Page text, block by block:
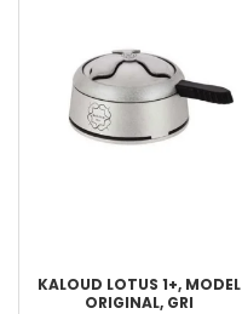
KALOUD LOTUS 1+, MODEL
ORIGINAL, GRI